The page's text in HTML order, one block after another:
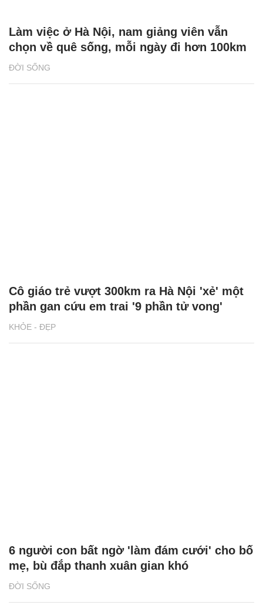
ĐỜI SỐNG
Làm việc ở Hà Nội, nam giảng viên vẫn
chọn về quê sống, mỗi ngày đi hơn 100km
KHỎE - ĐẸP
Cô giáo trẻ vượt 300km ra Hà Nội 'xẻ' một
phần gan cứu em trai '9 phần tử vong'
ĐỜI SỐNG
6 người con bất ngờ 'làm đám cưới' cho bố
mẹ, bù đắp thanh xuân gian khó